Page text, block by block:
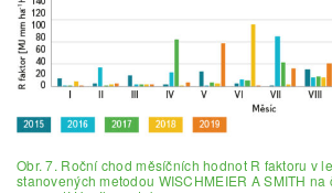
Obr. 7. Roční chod měsíčních hodnot R faktoru v
stanovených metodou WISCHMEIER A SMITH na